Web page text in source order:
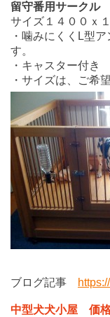
留守番用サークル
サイズ１４００ｘ
・噛みにくくL型
す。
・キャスター付き
・サイズは、ご希
ブログ記事
中型犬犬小屋 価